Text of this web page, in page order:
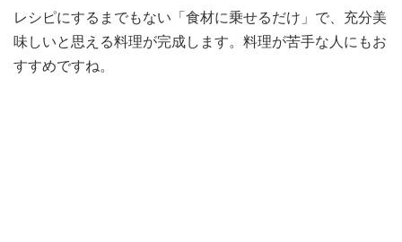
レシピにするまでもない「食材に乗せるだけ」で、充分美
味しいと思える料理が完成します。料理が苦手な人にもお
すすめですね。